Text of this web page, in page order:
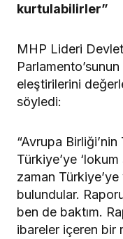
kurtulabilirler”
MHP Lideri
eleştirilerini
söyledi:
“Avrupa
Türkiye’ye
zaman
bulundular.
ben de baktım.
ibareler içeren bir